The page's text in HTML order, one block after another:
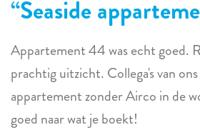
Seaside
Appartement 44 was echt goed.
prachtig uitzicht. Collega's van
appartement zonder Airco in de
goed naar wat je boekt!